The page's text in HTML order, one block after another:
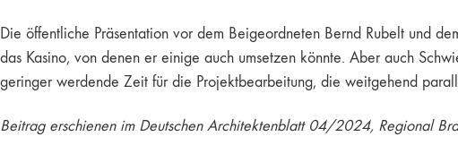
Die öffentliche Präsentation vor dem Beigeordneten Bernd Rubelt und
das Kasino, von denen er einige auch umsetzen könnte. Aber auch
geringer werdende Zeit für die Projektbearbeitung, die weitgehend
Beitrag erschienen im Deutschen Architektenblatt 04/2024, Regional